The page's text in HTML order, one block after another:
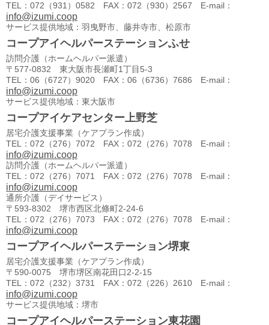
TEL：072（931）0582 FAX：072（930）2567 E-mail：
info@izumi.coop
サービス提供地域：羽曳野市、藤井寺市、松原市
コープアイヘルパーステーションふせ
訪問介護（ホームヘルパー派遣）
〒577-0832 東大阪市長瀬町1丁目5-3
TEL：06（6727）9020 FAX：06（6736）7686 E-mail：
info@izumi.coop
サービス提供地域：東大阪市
コープアイケアセンター上野芝
居宅介護支援事業（ケアプラン作成）
TEL：072（276）7072 FAX：072（276）7078 E-mail：
info@izumi.coop
訪問介護（ホームヘルパー派遣）
TEL：072（276）7071 FAX：072（276）7078 E-mail：
info@izumi.coop
通所介護（デイサービス）
〒593-8302 堺市西区北條町2-24-6
TEL：072（276）7073 FAX：072（276）7078 E-mail：
info@izumi.coop
コープアイヘルパーステーション堺東
居宅介護支援事業（ケアプラン作成）
〒590-0075 堺市堺区南花田口2-2-15
TEL：072（232）3731 FAX：072（226）2610 E-mail：
info@izumi.coop
サービス提供地域：堺市
コープアイヘルパーステーション東花園